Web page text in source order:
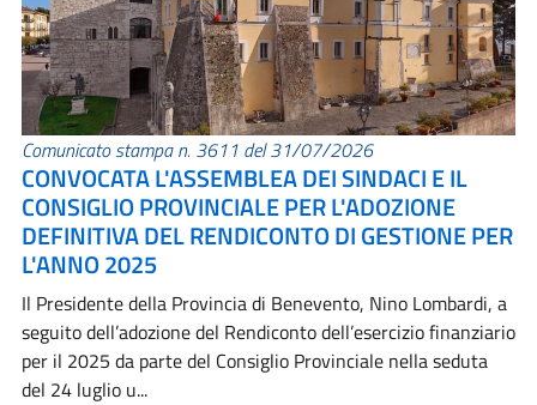
Comunicato stampa n. 3611 del 31/07/2026
CONVOCATA L'ASSEMBLEA DEI SINDACI E IL
CONSIGLIO PROVINCIALE PER L'ADOZIONE
DEFINITIVA DEL RENDICONTO DI GESTIONE PER
L'ANNO 2025
Il Presidente della Provincia di Benevento, Nino Lombardi, a
seguito dell’adozione del Rendiconto dell’esercizio finanziario
per il 2025 da parte del Consiglio Provinciale nella seduta
del 24 luglio u...